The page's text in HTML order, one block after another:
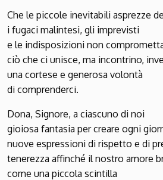
Che le piccole inevitabili asprezze
i fugaci malintesi, gli imprevisti
e le indisposizioni non
ciò che ci unisce, ma incontrino,
una cortese e generosa volontà
di comprenderci.
Dona, Signore, a ciascuno di noi
gioiosa fantasia per creare ogni
nuove espressioni di rispetto e di
tenerezza affinché il nostro amore
come una piccola scintilla